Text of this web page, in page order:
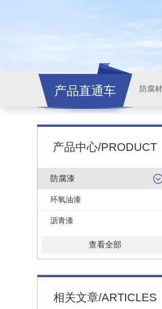
产品直通车
产品中心/PRODUCT
防腐漆
环氧油漆
沥青漆
查看全部
相关文章/ARTICLES